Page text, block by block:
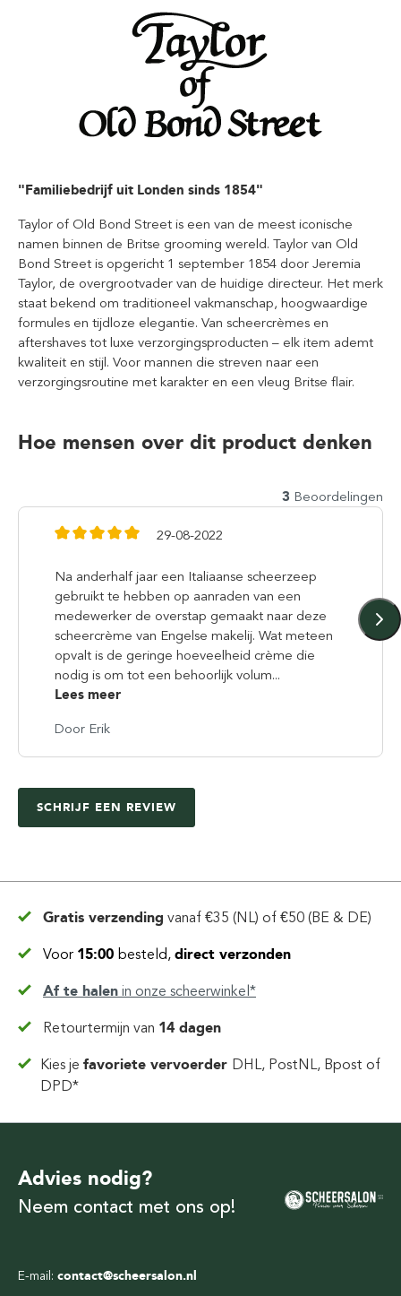
"Familiebedrijf uit Londen sinds 1854"
Taylor of Old Bond Street is een van de meest iconische
namen binnen de Britse grooming wereld. Taylor van Old
Bond Street is opgericht 1 september 1854 door Jeremia
Taylor, de overgrootvader van de huidige directeur. Het merk
staat bekend om traditioneel vakmanschap, hoogwaardige
formules en tijdloze elegantie. Van scheercrèmes en
aftershaves tot luxe verzorgingsproducten – elk item ademt
kwaliteit en stijl. Voor mannen die streven naar een
verzorgingsroutine met karakter en een vleug Britse flair.
Hoe mensen over dit product denken
3 Beoordelingen
29-08-2022
Na anderhalf jaar een Italiaanse scheerzeep
gebruikt te hebben op aanraden van een
medewerker de overstap gemaakt naar deze
scheercrème van Engelse makelij. Wat meteen
opvalt is de geringe hoeveelheid crème die
nodig is om tot een behoorlijk volum...
Lees meer
Door Erik
SCHRIJF EEN REVIEW
Gratis verzending vanaf €35 (NL) of €50 (BE & DE)
Voor 15:00 besteld, direct verzonden
Af te halen in onze scheerwinkel*
Retourtermijn van 14 dagen
Kies jefavoriete vervoerder DHL, PostNL, Bpost of
DPD*
E-mail: contact@scheersalon.nl
Advies nodig?
Neem contact met ons op!